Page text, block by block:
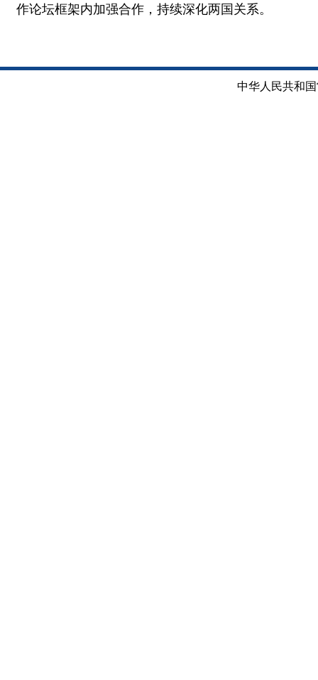
作论坛框架内加强合作，持续深化两国关系。
中华人民共和